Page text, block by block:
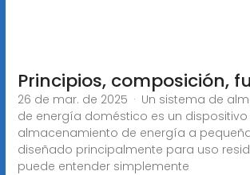
Principios, composición,
26 de mar. de 2025 · Un sistema de
de energía doméstico es un dispositivo
almacenamiento de energía a
diseñado principalmente para uso
puede entender simplemente